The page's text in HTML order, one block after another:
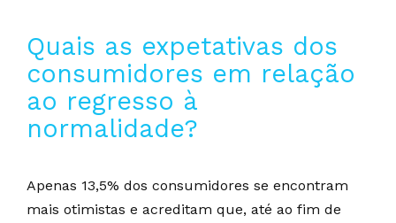
Quais as expetativas dos
consumidores em relação
ao regresso à
normalidade?
Apenas 13,5% dos consumidores se encontram
mais otimistas e acreditam que, até ao fim de